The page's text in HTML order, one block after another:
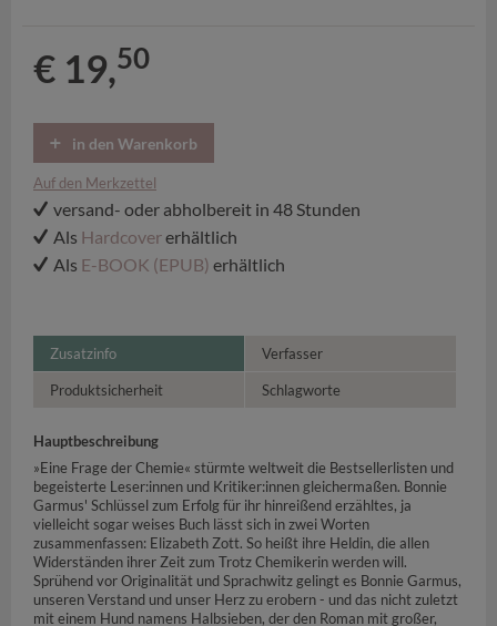
€ 19,50
in den Warenkorb
Auf den Merkzettel
versand- oder abholbereit in 48 Stunden
Als Hardcovererhältlich
Als E-BOOK (EPUB) erhältlich
Zusatzinfo Verfasser
Produktsicherheit Schlagworte
Hauptbeschreibung
»Eine Frage der Chemie« stürmte weltweit die Bestsellerlisten und
begeisterte Leser:innen und Kritiker:innen gleichermaßen. Bonnie
Garmus' Schlüssel zum Erfolg für ihr hinreißend erzähltes, ja
vielleicht sogar weises Buch lässt sich in zwei Worten
zusammenfassen: Elizabeth Zott. So heißt ihre Heldin, die allen
Widerständen ihrer Zeit zum Trotz Chemikerin werden will.
Sprühend vor Originalität und Sprachwitz gelingt es Bonnie Garmus,
unseren Verstand und unser Herz zu erobern - und das nicht zuletzt
mit einem Hund namens Halbsieben, der den Roman mit großer,